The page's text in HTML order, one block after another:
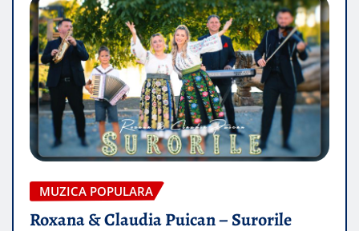
MUZICA POPULARA
Roxana & Claudia Puican – Surorile